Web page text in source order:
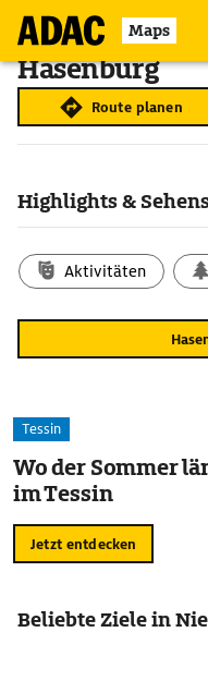
Maps
Hasenburg
Route planen
Highlights &
Aktivitäten
Tessin
Wo der Sommer
im Tessin
Jetzt entdecken
Beliebte Ziele in